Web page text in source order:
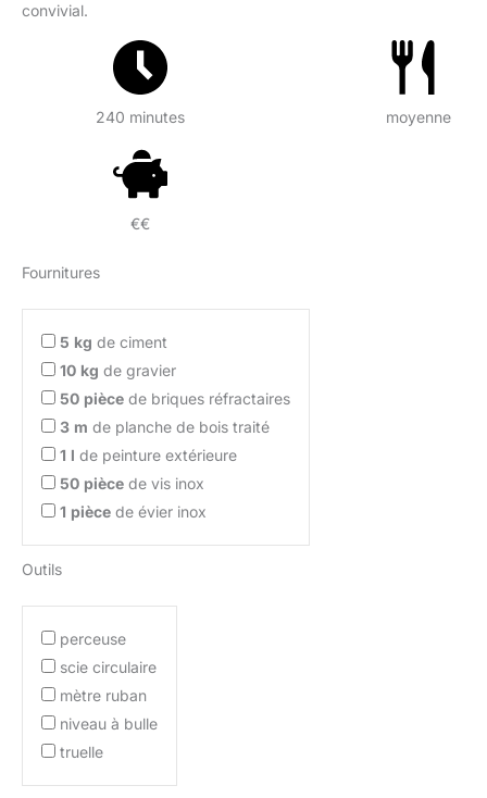
convivial.
240 minutes moyenne
€€
Fournitures
5 kg de ciment
10 kg de gravier
50 pièce de briques réfractaires
3 m de planche de bois traité
1 l de peinture extérieure
50 pièce de vis inox
1 pièce de évier inox
Outils
perceuse
scie circulaire
mètre ruban
niveau à bulle
truelle